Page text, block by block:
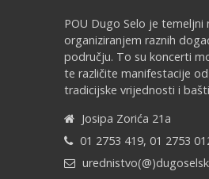
POU Dugo Selo je
organiziranjem raznih
području. To su koncerti
te različite manifestacije
tradicijske vrijednosti i
Josipa Zorića 21a
01 2753 419, 01 2753